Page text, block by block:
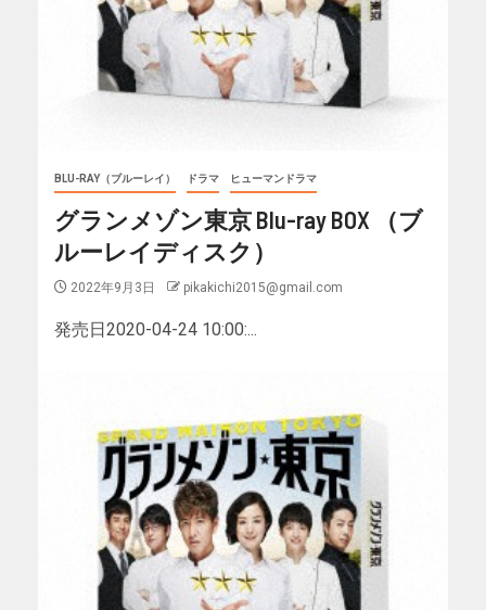
BLU-RAY（ブルーレイ） ドラマ ヒューマンドラマ
グランメゾン東京 Blu-ray BOX （ブ
ルーレイディスク）
2022年9月3日 pikakichi2015@gmail.com
発売日2020-04-24 10:00:...